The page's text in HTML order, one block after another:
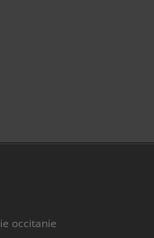
occitanie